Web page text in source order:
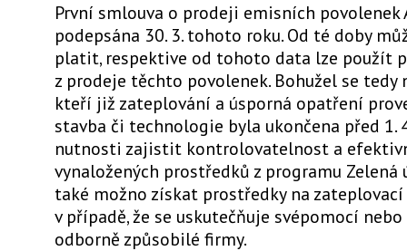
První smlouva o prodeji emisních povolenek
podepsána 30. 3. tohoto roku. Od té doby
platit, respektive od tohoto data lze použít
z prodeje těchto povolenek. Bohužel se tedy
kteří již zateplování a úsporná opatření
stavba či technologie byla ukončena před 1.
nutnosti zajistit kontrolovatelnost a
vynaložených prostředků z programu Zelená
také možno získat prostředky na
v případě, že se uskutečňuje svépomocí
odborně způsobilé firmy.